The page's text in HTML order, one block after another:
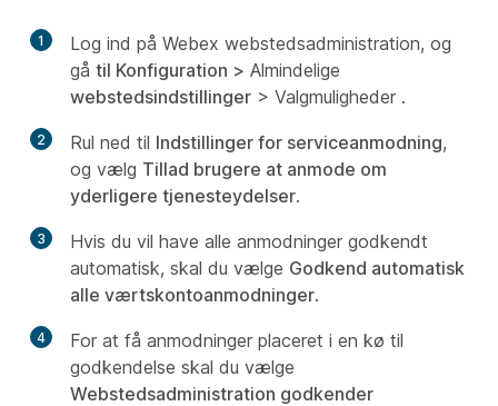
1
Log ind på Webex webstedsadministration, og
gå til Konfiguration > Almindelige
webstedsindstillinger > Valgmuligheder .
2 Rul ned til Indstillinger for serviceanmodning,
og vælg Tillad brugere at anmode om
yderligere tjenesteydelser.
3
Hvis du vil have alle anmodninger godkendt
automatisk, skal du vælge Godkend automatisk
alle værtskontoanmodninger.
4
For at få anmodninger placeret i en kø til
godkendelse skal du vælge
Webstedsadministration godkender